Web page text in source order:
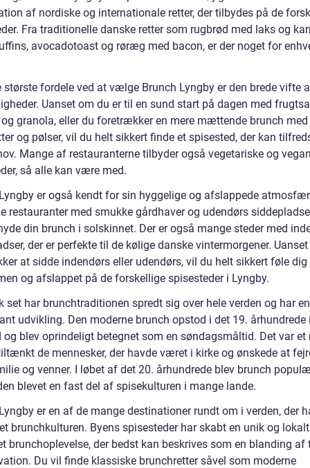
af nordiske og internationale retter, der tilbydes på de
Fra traditionelle danske retter som rugbrød med laks og
avocadotoast og røræg med bacon, er der noget for
største fordele ved at vælge Brunch Lyngby er den brede vifte
Uanset om du er til en sund start på dagen med
granola, eller du foretrækker en mere mættende brunch med
og pølser, vil du helt sikkert finde et spisested, der kan
Mange af restauranterne tilbyder også vegetariske og
så alle kan være med.
er også kendt for sin hyggelige og afslappede
restauranter med smukke gårdhaver og udendørs
din brunch i solskinnet. Der er også mange steder med
der er perfekte til de kølige danske vintermorgener.
at sidde indendørs eller udendørs, vil du helt sikkert føle dig
og afslappet på de forskellige spisesteder i Lyngby.
set har brunchtraditionen spredt sig over hele verden og har en
udvikling. Den moderne brunch opstod i det 19. århundrede
og blev oprindeligt betegnet som en søndagsmåltid. Det var et
de mennesker, der havde været i kirke og ønskede at
og venner. I løbet af det 20. århundrede blev brunch
blevet en fast del af spisekulturen i mange lande.
er en af de mange destinationer rundt om i verden, der
brunchkulturen. Byens spisesteder har skabt en unik og lokalt
brunchoplevelse, der bedst kan beskrives som en blanding af
Du vil finde klassiske brunchretter såvel som moderne